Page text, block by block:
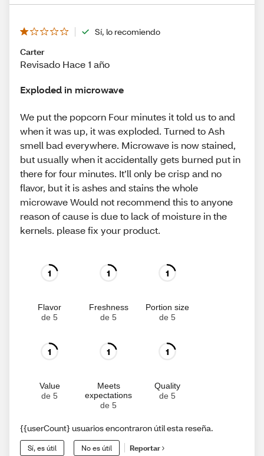
Sí, lo recomiendo
Carter
Revisado Hace 1 año
Exploded in microwave
We put the popcorn Four minutes it told us to and
when it was up, it was exploded. Turned to Ash
smell bad everywhere. Microwave is now stained,
but usually when it accidentally gets burned put in
there for four minutes. It’ll only be crisp and no
flavor, but it is ashes and stains the whole
microwave Would not recommend this to anyone
reason of cause is due to lack of moisture in the
kernels. please fix your product.
1
Flavor
de 5
1
Freshness
de 5
1
Portion size
de 5
1
Value
de 5
1
Meets
expectations
de 5
1
Quality
de 5
{{userCount} usuarios encontraron útil esta reseña.
Sí, es útil No es útil Reportar